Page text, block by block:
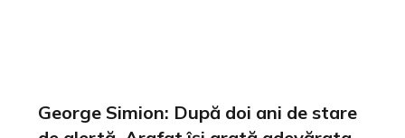
George Simion: După doi ani de stare